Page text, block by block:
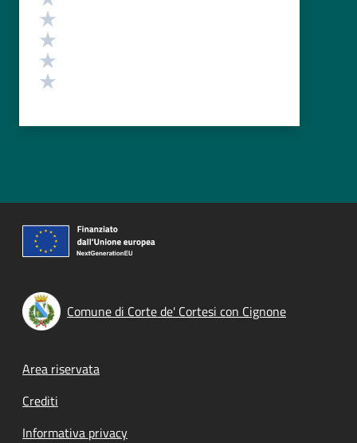
Comune di Corte de' Cortesi con Cignone
Footer menu
Area riservata
Crediti
Informativa privacy